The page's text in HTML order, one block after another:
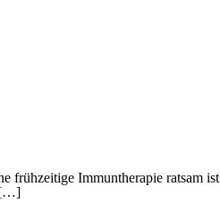
frühzeitige Immuntherapie ratsam
[…]